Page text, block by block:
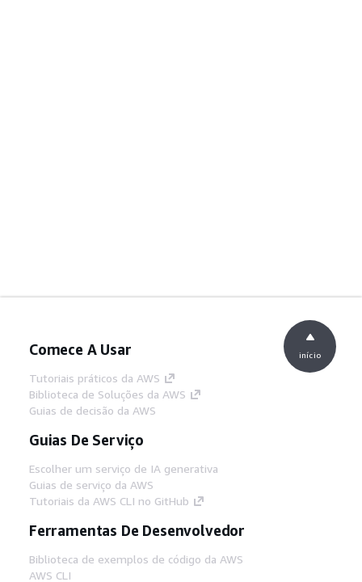
Comece A Usar
Tutoriais práticos da AWS
Biblioteca de Soluções da AWS
Guias de decisão da AWS
Guias De Serviço
Escolher um serviço de IA generativa
Guias de serviço da AWS
Tutoriais da AWS CLI no GitHub
Ferramentas De Desenvolvedor
Biblioteca de exemplos de código da AWS
AWS CLI
início